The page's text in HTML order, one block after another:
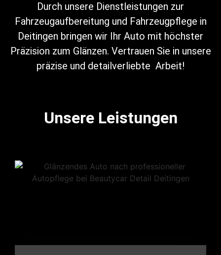
Durch unsere Dienstleistungen zur
Fahrzeugaufbereitung und Fahrzeugpflege in
Deitingen bringen wir Ihr Auto mit höchster
Präzision zum Glänzen. Vertrauen Sie in unsere
präzise und detailverliebte Arbeit!
Unsere Leistungen